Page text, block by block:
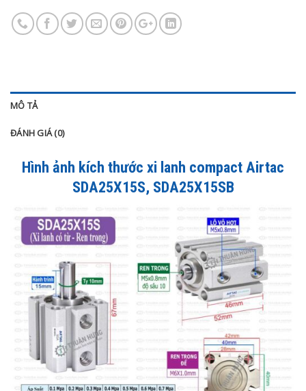
MÔ TẢ
ĐÁNH GIÁ (0)
Hình ảnh kích thước xi lanh compact Airtac
SDA25X15S, SDA25X15SB